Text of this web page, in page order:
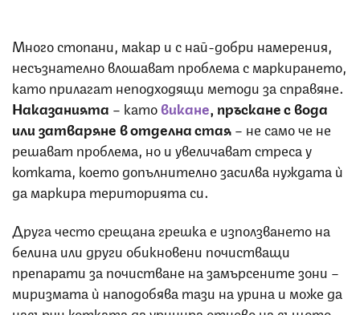
Много стопани, макар и с най-добри намерения,
несъзнателно влошават проблема с маркирането,
като прилагат неподходящи методи за справяне.
Наказанията – катовикане , пръскане с вода
или затваряне в отделна стая– не само че не
решават проблема, но и увеличават стреса у
котката, което допълнително засилва нуждата ѝ
да маркира територията си.
Друга често срещана грешка е използването на
белина или други обикновени почистващи
препарати за почистване на замърсените зони –
миризмата ѝ наподобява тази на урина и може да